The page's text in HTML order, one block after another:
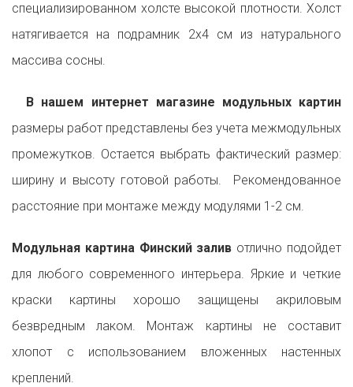
специализированном холсте высокой плотности. Холст
натягивается на подрамник 2х4 см из натурального
массива сосны.
В нашем интернет магазине модульных картин
размеры работ представлены без учета межмодульных
промежутков. Остается выбрать фактический размер:
ширину и высоту готовой работы. Рекомендованное
расстояние при монтаже между модулями 1-2 см.
Модульная картина Финский залив отлично подойдет
для любого современного интерьера. Яркие и четкие
краски картины хорошо защищены акриловым
безвредным лаком. Монтаж картины не составит
хлопот с использованием вложенных настенных
креплений.